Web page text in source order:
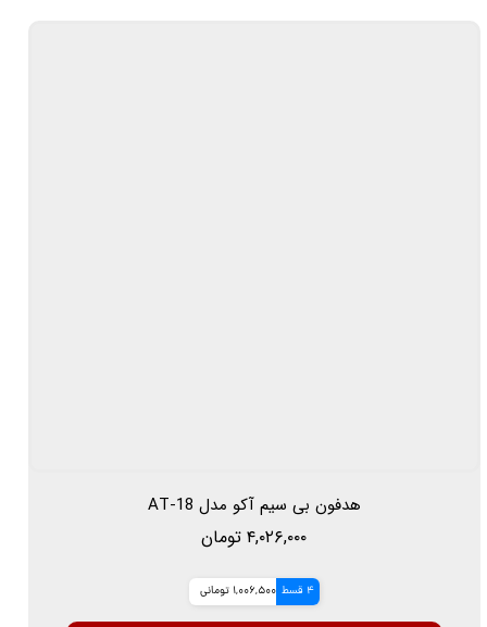
هدفون بی سیم آکو مدل AT-18
۴,۰۲۶,۰۰۰ تومان
4 قسط 1,006,500 تومانی